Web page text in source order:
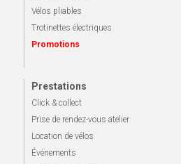
Vélos pliables
Trotinettes électriques
Promotions
Prestations
Click & collect
Prise de rendez-vous atelier
Location de vélos
Événements